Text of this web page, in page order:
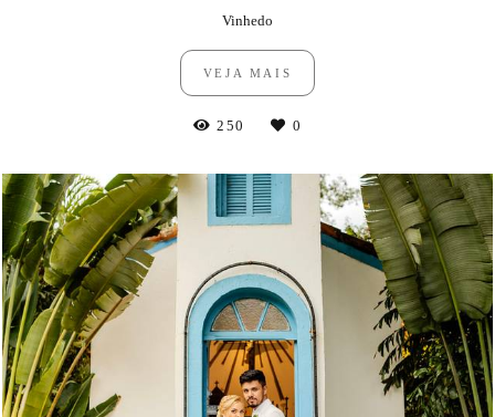
Vinhedo
VEJA MAIS
250 0